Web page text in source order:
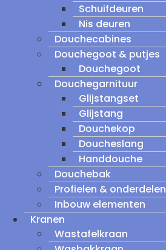
Schuifdeuren
Nis deuren
Douchecabines
Douchegoot & putjes
Douchegoot
Douchegarnituur
Glijstangset
Glijstang
Douchekop
Doucheslang
Handdouche
Douchebak
Profielen & onderdelen
Inbouw elementen
Kranen
Wastafelkraan